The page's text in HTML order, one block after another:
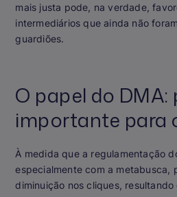
mais justa pode, na verdade,
intermediários que ainda não
guardiões.
O papel do DMA:
importante para
À medida que a regulamentação
especialmente com a metabusca,
diminuição nos cliques,